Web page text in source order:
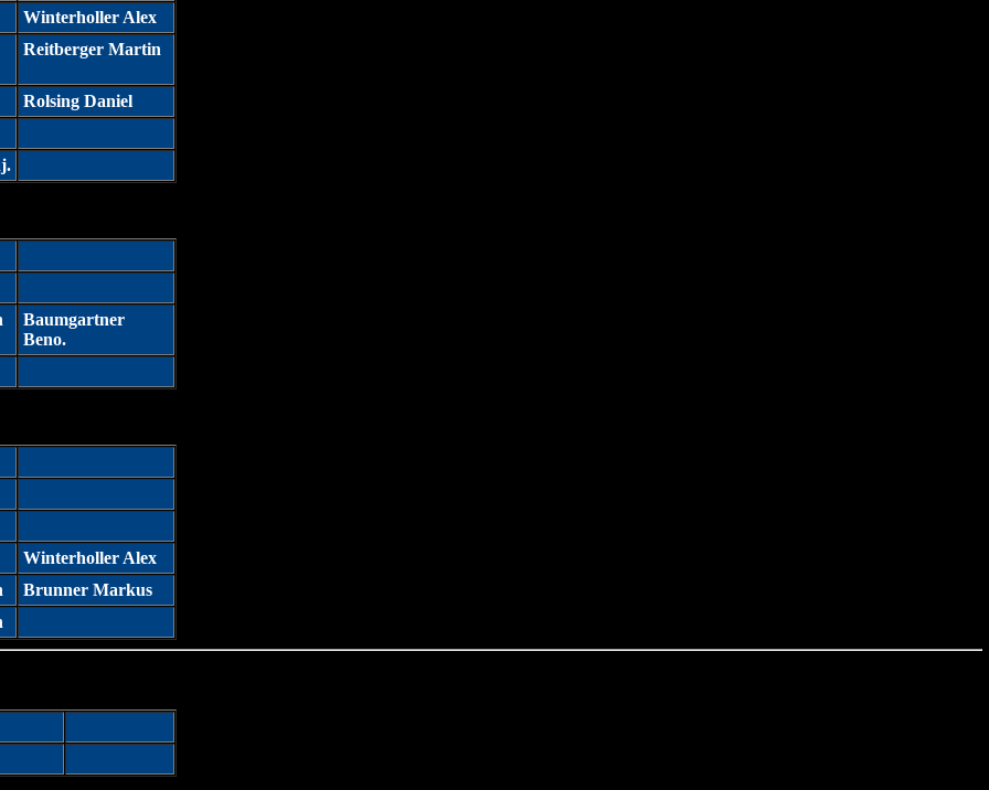
Winterholler Alex
Reitberger Martin
Rolsing Daniel
Baumgartner
Beno.
Winterholler Alex
Brunner Markus